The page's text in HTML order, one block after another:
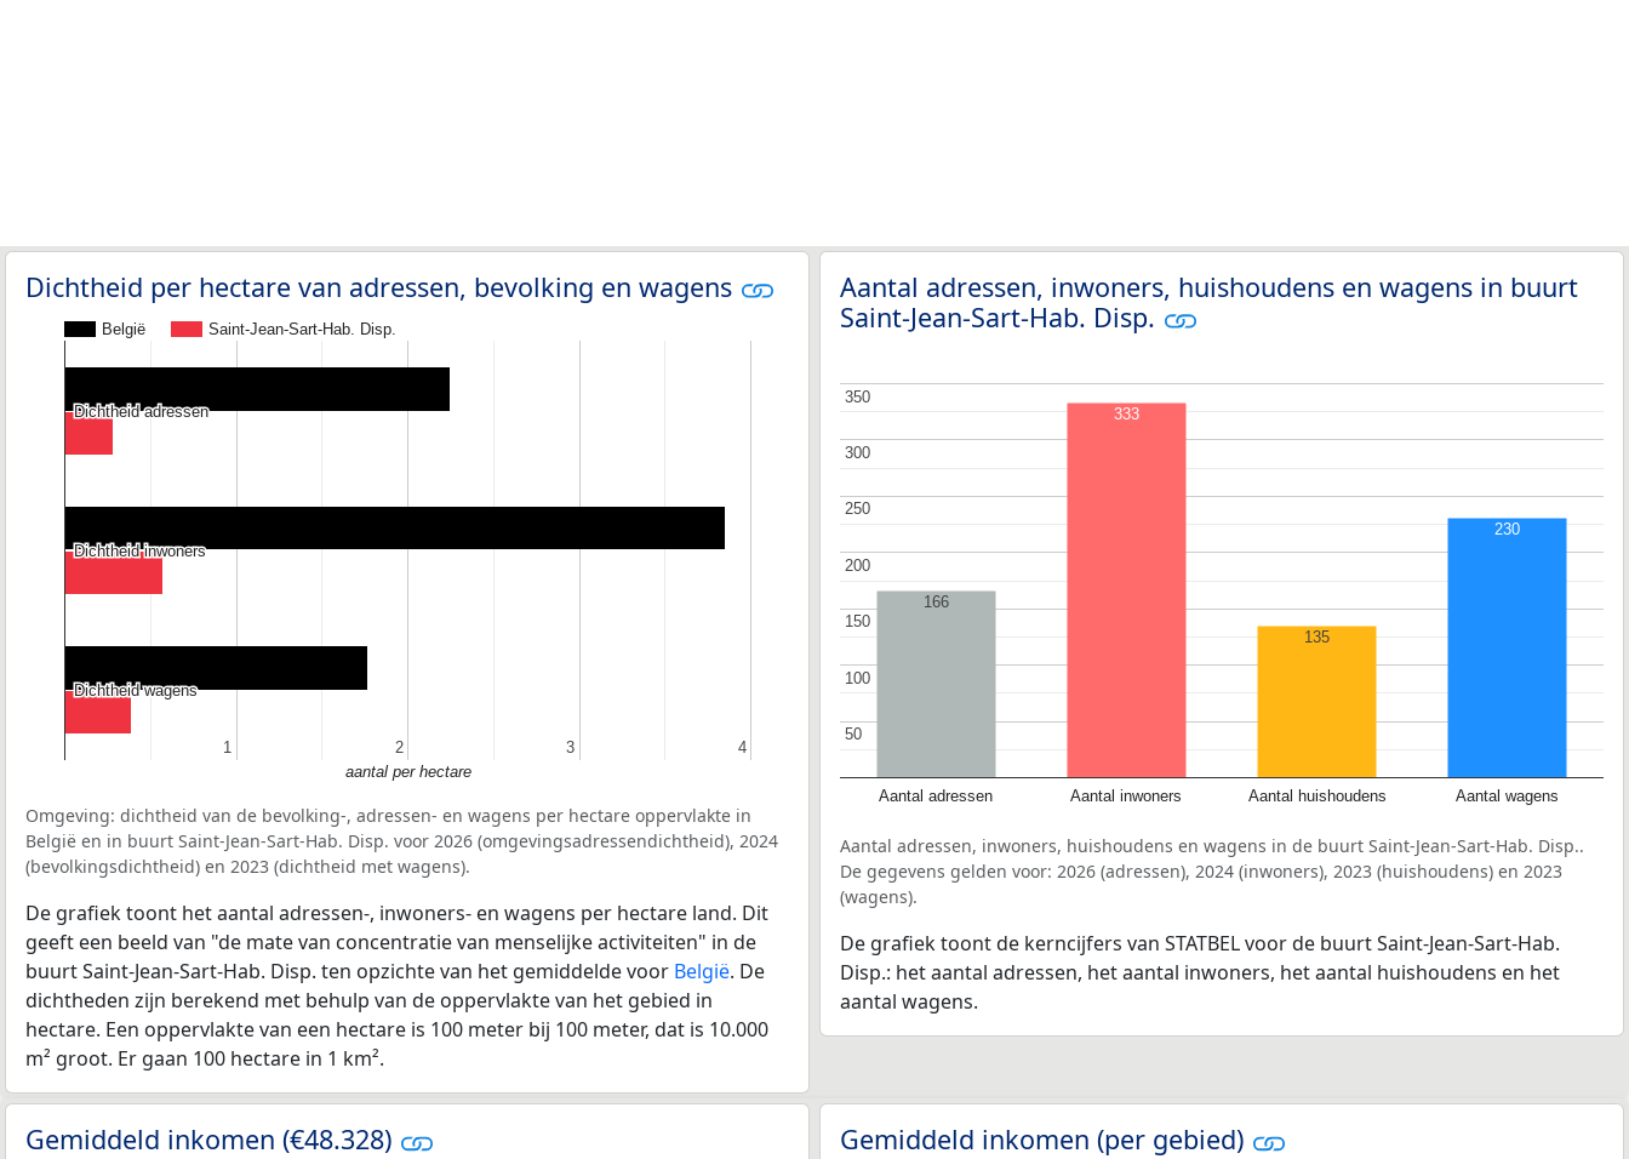
Dichtheid per hectare van adressen, bevolking en wagens
België Saint-Jean-Sart-Hab. Disp.
1
1 2
2 3
3 4
4
Dichtheid adressen
Dichtheid adressen
Dichtheid inwoners
Dichtheid inwoners
Dichtheid wagens
Dichtheid wagens
aantal per hectare
Omgeving: dichtheid van de bevolking-, adressen- en wagens per hectare oppervlakte in
België en in buurt Saint-Jean-Sart-Hab. Disp. voor 2026 (omgevingsadressendichtheid), 2024
(bevolkingsdichtheid) en 2023 (dichtheid met wagens).
De grafiek toont het aantal adressen-, inwoners- en wagens per hectare land. Dit
geeft een beeld van "de mate van concentratie van menselijke activiteiten" in de
buurt Saint-Jean-Sart-Hab. Disp. ten opzichte van het gemiddelde voor België. De
dichtheden zijn berekend met behulp van de oppervlakte van het gebied in
hectare. Een oppervlakte van een hectare is 100 meter bij 100 meter, dat is 10.000
m² groot. Er gaan 100 hectare in 1 km².
Aantal adressen, inwoners, huishoudens en wagens in buurt
Saint-Jean-Sart-Hab. Disp.
Aantal adressen Aantal inwoners Aantal huishoudens Aantal wagens
50
50
100
100
150
150
200
200
250
250
300
300
350
350
166
333
135
230
Aantal adressen, inwoners, huishoudens en wagens in de buurt Saint-Jean-Sart-Hab. Disp..
De gegevens gelden voor: 2026 (adressen), 2024 (inwoners), 2023 (huishoudens) en 2023
(wagens).
De grafiek toont de kerncijfers van STATBEL voor de buurt Saint-Jean-Sart-Hab.
Disp.: het aantal adressen, het aantal inwoners, het aantal huishoudens en het
aantal wagens.
Gemiddeld inkomen (€48.328) Gemiddeld inkomen (per gebied)